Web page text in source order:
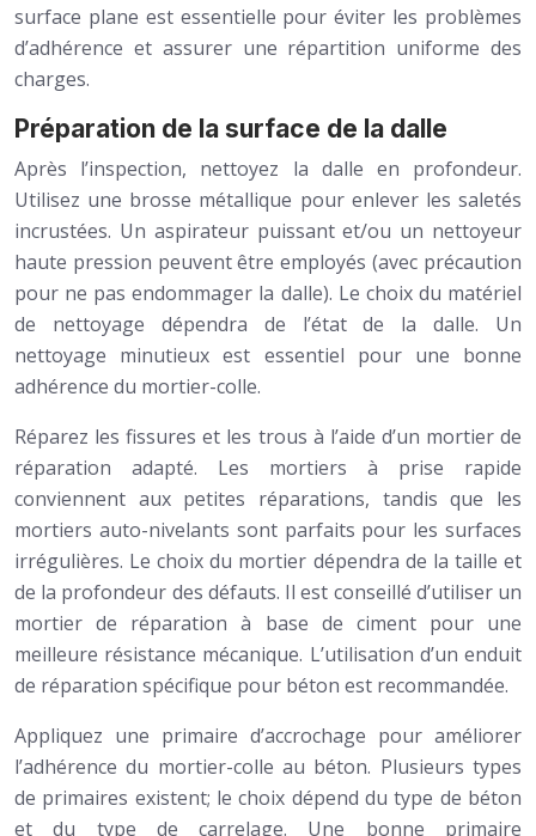
surface plane est essentielle pour éviter les problèmes
d’adhérence et assurer une répartition uniforme des
charges.
Préparation de la surface de la dalle
Après l’inspection, nettoyez la dalle en profondeur.
Utilisez une brosse métallique pour enlever les saletés
incrustées. Un aspirateur puissant et/ou un nettoyeur
haute pression peuvent être employés (avec précaution
pour ne pas endommager la dalle). Le choix du matériel
de nettoyage dépendra de l’état de la dalle. Un
nettoyage minutieux est essentiel pour une bonne
adhérence du mortier-colle.
Réparez les fissures et les trous à l’aide d’un mortier de
réparation adapté. Les mortiers à prise rapide
conviennent aux petites réparations, tandis que les
mortiers auto-nivelants sont parfaits pour les surfaces
irrégulières. Le choix du mortier dépendra de la taille et
de la profondeur des défauts. Il est conseillé d’utiliser un
mortier de réparation à base de ciment pour une
meilleure résistance mécanique. L’utilisation d’un enduit
de réparation spécifique pour béton est recommandée.
Appliquez une primaire d’accrochage pour améliorer
l’adhérence du mortier-colle au béton. Plusieurs types
de primaires existent; le choix dépend du type de béton
et du type de carrelage. Une bonne primaire